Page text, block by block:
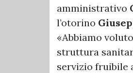
amministrativo
l’otorino
«Abbiamo
struttura
servizio fruibile